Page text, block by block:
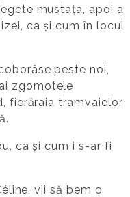
mustața, apoi a
ca și cum în locul
peste noi,
zgomotele
fierăraia tramvaielor
ca și cum i s-ar fi
vii să bem o